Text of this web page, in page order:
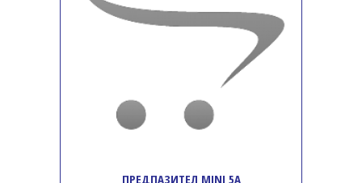
ПРЕДПАЗИТЕЛ MINI 5A